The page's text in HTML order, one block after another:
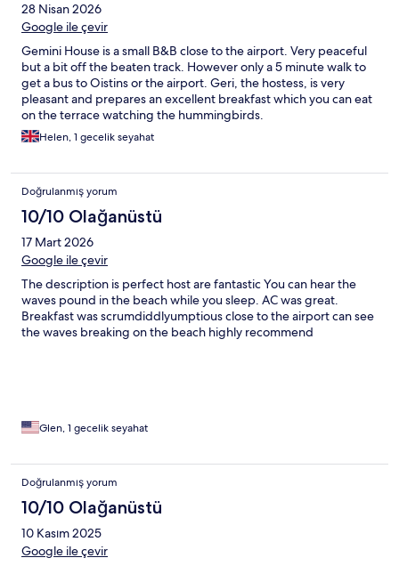
28 Nisan 2026
Google ile çevir
Gemini House is a small B&B close to the airport. Very peaceful
but a bit off the beaten track. However only a 5 minute walk to
get a bus to Oistins or the airport. Geri, the hostess, is very
pleasant and prepares an excellent breakfast which you can eat
on the terrace watching the hummingbirds.
Helen, 1 gecelik seyahat
Doğrulanmış yorum
10/10 Olağanüstü
17 Mart 2026
Google ile çevir
The description is perfect host are fantastic You can hear the
waves pound in the beach while you sleep. AC was great.
Breakfast was scrumdiddlyumptious close to the airport can see
the waves breaking on the beach highly recommend
Glen, 1 gecelik seyahat
Doğrulanmış yorum
10/10 Olağanüstü
10 Kasım 2025
Google ile çevir